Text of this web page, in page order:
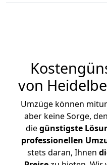
von
Umzüge können
aber keine Sorge,
diegünstigste
professionellen
stets daran, Ihnen